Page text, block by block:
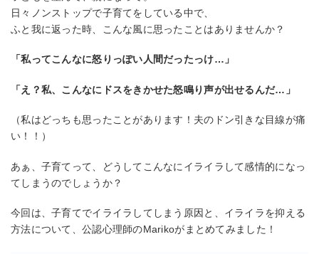
日々ノンストップで子育てをしている中で、
ふと我に返った時、こんな風に思ったことはありませんか？
「私ってこんなに怒りっぽい人間だったっけ…」
「え？私、こんなにドスをきかせた怒鳴り声が出せるんだ…」
（私はどっちも思ったことがあります！夫のドン引きな目線が痛
い！！）
あぁ、子育てって、どうしてこんなにイライラして感情的になっ
てしまうのでしょうか？
今回は、子育てでイライラしてしまう原因と、イライラを抑える
方法について、公認心理師のMarikoがまとめてみました！